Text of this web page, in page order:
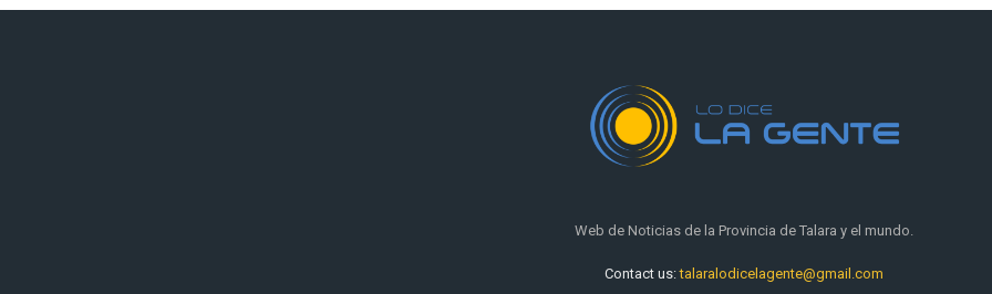
Web de Noticias de la Provincia de Talara y el mundo.
Contact us:talaralodicelagente@gmail.com